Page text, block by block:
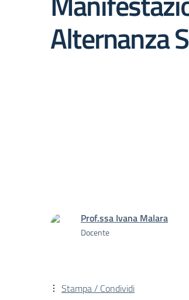
Alternanza
Prof.ssa Ivana Malara
Docente
Stampa / Condividi